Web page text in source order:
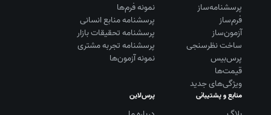
پرسشنامه‌ساز
فرم‌ساز
آزمون‌ساز
ساخت نظرسنجی
پرس‌بیس
قیمت‌ها
ویژگی‌های جدید
نمونه فرم‌ها
پرسشنامه منابع انسانی
پرسشنامه تحقیقات بازار
پرسشنامه تجربه مشتری
نمونه آزمون‌ها
منابع و پشتیبانی پرس‌لاین